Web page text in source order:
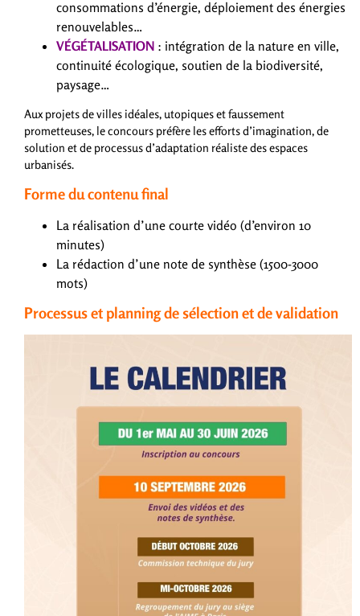
consommations d’énergie, déploiement des énergies
renouvelables…
VÉGÉTALISATION : intégration de la nature en ville,
continuité écologique, soutien de la biodiversité,
paysage…
Aux projets de villes idéales, utopiques et faussement
prometteuses, le concours préfère les efforts d’imagination, de
solution et de processus d’adaptation réaliste des espaces
urbanisés.
Forme du contenu final
La réalisation d’une courte vidéo (d’environ 10
minutes)
La rédaction d’une note de synthèse (1500-3000
mots)
Processus et planning de sélection et de validation